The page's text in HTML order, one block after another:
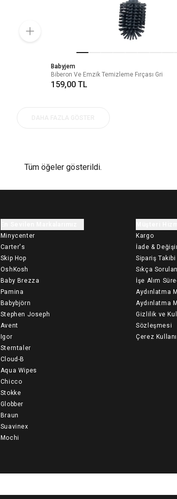
Babyjem
Biberon Ve Emzik Temizleme Fırçası Gri
159,00 TL
Tüm öğeler gösterildi.
Minycenter
Carter's
Skip Hop
OshKosh
Baby Brezza
Pamina
Babybjörn
Stephen Joseph
Avent
Igor
Sterntaler
Cloud-B
Aqua Wipes
Chicco
Stokke
Globber
Braun
Suavinex
Mochi
Kargo
İade &
Sipariş Takibi
Sıkça
İşe Alım
Aydınlatma
Aydınlatma
Gizlilik ve
Sözleşmesi
Çerez